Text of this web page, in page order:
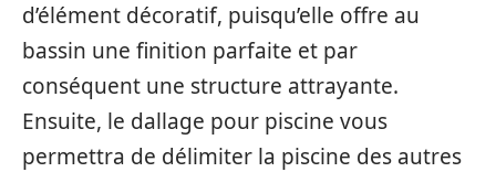
d’élément décoratif, puisqu’elle offre au
bassin une finition parfaite et par
conséquent une structure attrayante.
Ensuite, le dallage pour piscine vous
permettra de délimiter la piscine des autres